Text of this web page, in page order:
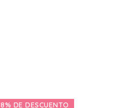
8% DE DESCUENTO